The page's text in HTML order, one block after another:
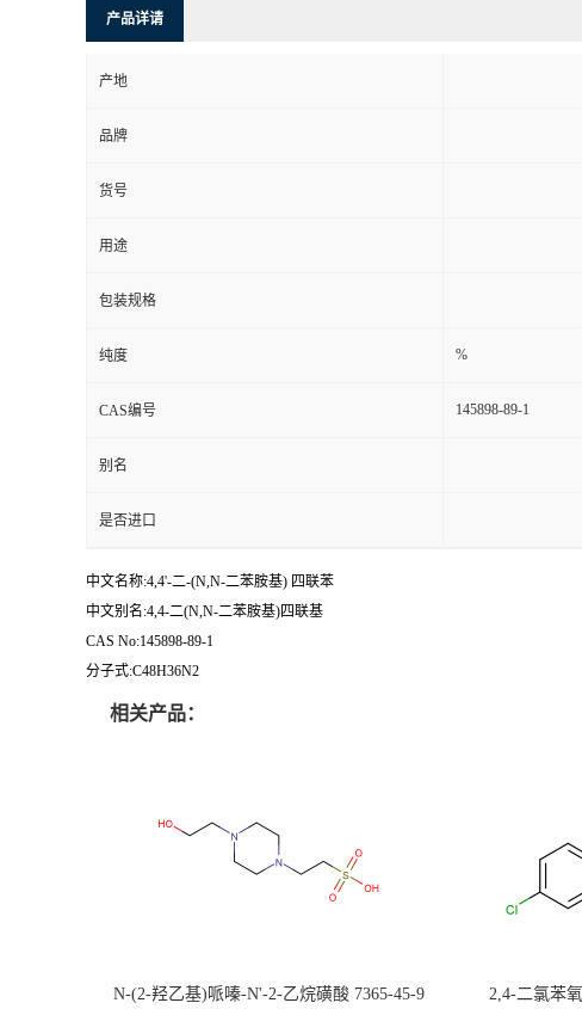
产品详请
产地
品牌
货号
用途
包装规格
纯度 %
CAS编号 145898-89-1
别名
是否进口
中文名称:4,4'-二-(N,N-二苯胺基) 四联苯
中文别名:4,4-二(N,N-二苯胺基)四联基
CAS No:145898-89-1
分子式:C48H36N2
相关产品：
N-(2-羟乙基)哌嗪-N'-2-乙烷磺酸 7365-45-9 2,4-二氯苯